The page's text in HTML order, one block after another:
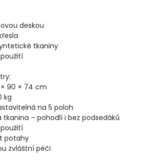
deskou
tkaniny
90 × 74 cm
kg
na 5 poloh
– pohodlí i bez podsedáků
potahy
zvláštní péči